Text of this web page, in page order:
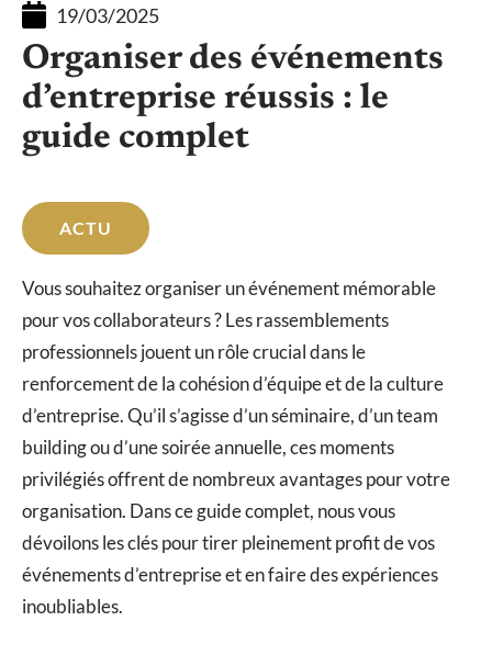
19/03/2025
Organiser des événements
d’entreprise réussis : le
guide complet
ACTU
Vous souhaitez organiser un événement mémorable
pour vos collaborateurs ? Les rassemblements
professionnels jouent un rôle crucial dans le
renforcement de la cohésion d’équipe et de la culture
d’entreprise. Qu’il s’agisse d’un séminaire, d’un team
building ou d’une soirée annuelle, ces moments
privilégiés offrent de nombreux avantages pour votre
organisation. Dans ce guide complet, nous vous
dévoilons les clés pour tirer pleinement profit de vos
événements d’entreprise et en faire des expériences
inoubliables.